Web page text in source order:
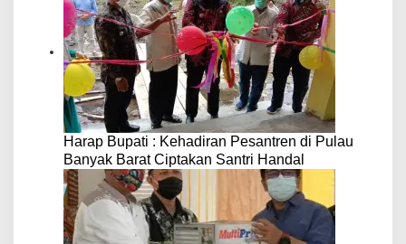
Harap Bupati : Kehadiran Pesantren di Pulau
Banyak Barat Ciptakan Santri Handal